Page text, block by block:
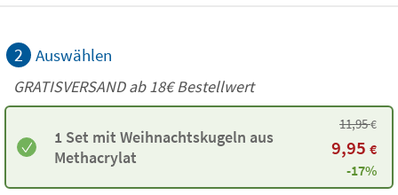
2 Auswählen
GRATISVERSAND ab 18€Bestellwert
1 Set mit Weihnachtskugeln aus
Methacrylat
11,95€
9,95 €
-17%